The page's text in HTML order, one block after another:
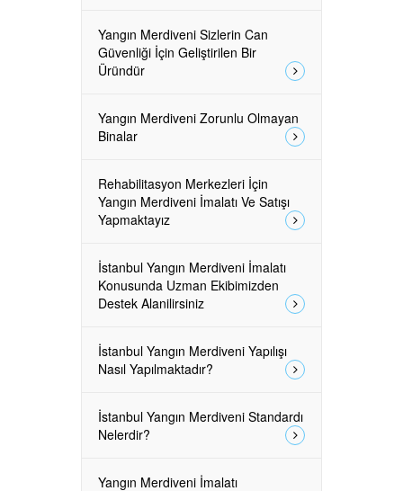
Yangın Merdiveni Sizlerin Can
Güvenliği İçin Geliştirilen Bir
Üründür
Yangın Merdiveni Zorunlu Olmayan
Binalar
Rehabilitasyon Merkezleri İçin
Yangın Merdiveni İmalatı Ve Satışı
Yapmaktayız
İstanbul Yangın Merdiveni İmalatı
Konusunda Uzman Ekibimizden
Destek Alanilirsiniz
İstanbul Yangın Merdiveni Yapılışı
Nasıl Yapılmaktadır?
İstanbul Yangın Merdiveni Standardı
Nelerdir?
Yangın Merdiveni İmalatı